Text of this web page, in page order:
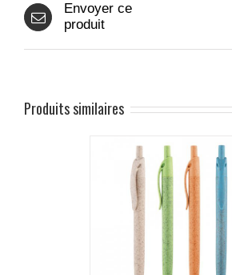
Envoyer ce
produit
Produits similaires